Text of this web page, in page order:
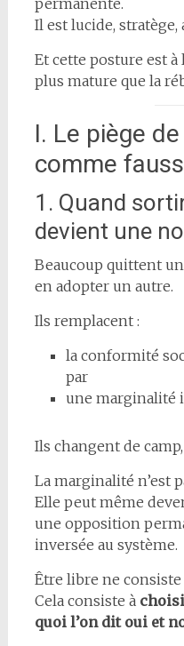
permanente.
Il est lucide, stratège,
Et cette posture est
plus mature que la
I. Le piège
comme
1. Quand
devient une
Beaucoup quittent
en adopter un autre.
Ils remplacent :
la conformité
par
une marginalité
Ils changent de
La marginalité n’est
Elle peut même
une opposition
inversée au système.
Être libre ne consiste
Cela consiste à
quoi l’on dit oui et